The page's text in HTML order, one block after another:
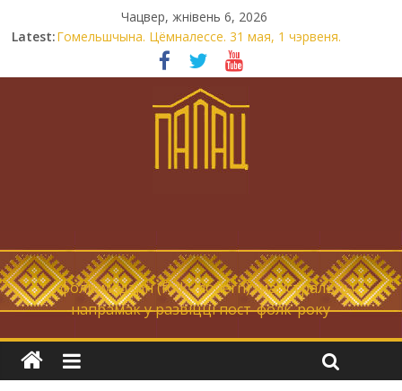
Чацвер, жнівень 6, 2026
Latest:Гомельшчына. Цёмналессе. 31 мая, 1 чэрвеня.
Нічога не дарэмна. Невыносна балюча нараджаецца
беларуская палітычная нацыя.
Запрашаем у інтравертнасць
… фолк-мадэрн (folk-modern), магістральны
напрамак у развіцці пост-фолк-року